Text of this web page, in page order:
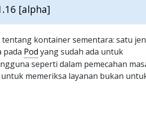
[alpha]
kontainer sementara: satu
pada Pod yang sudah ada untuk
seperti dalam pemecahan
memeriksa layanan bukan